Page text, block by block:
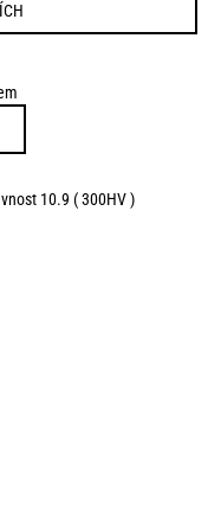
10.9 ( 300HV )